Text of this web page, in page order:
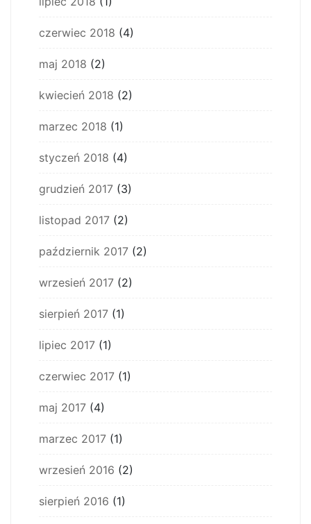
czerwiec 2018 (4)
maj 2018 (2)
kwiecień 2018 (2)
marzec 2018 (1)
styczeń 2018 (4)
grudzień 2017 (3)
listopad 2017 (2)
październik 2017 (2)
wrzesień 2017 (2)
sierpień 2017 (1)
lipiec 2017 (1)
czerwiec 2017 (1)
maj 2017 (4)
marzec 2017 (1)
wrzesień 2016 (2)
sierpień 2016 (1)